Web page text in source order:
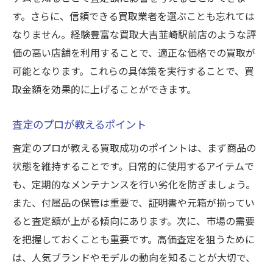
す。さらに、信頼できる買取業者を選ぶことも忘れては
なりません。経験豊富な買取大吉韮崎駅前店のような評
価の高い店舗を利用することで、適正な価格での買取が
可能となります。これらの具体策を実行することで、買
取金額を効果的に上げることができます。
査定のプロが教えるポイント
査定のプロが教える買取成功のポイントは、まず商品の
状態を維持することです。日常的に使用するアイテムで
も、定期的なメンテナンスを行い劣化を防ぎましょう。
また、付属品の保管は重要で、証明書や元箱が揃ってい
ると査定額が上がる傾向にあります。次に、市場の需要
を把握しておくことも重要です。高価査定を狙うために
は、人気ブランドやモデルの動向を知ることが大切で、